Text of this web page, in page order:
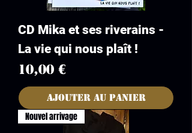
CD Mika et ses riverains -
La vie qui nous plaît !
Prix
10,00 €
Ajouter au panier
Nouvel arrivage